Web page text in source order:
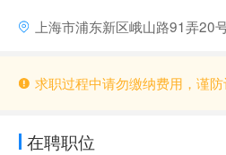
上海市浦东新区峨山路91弄20号陆
求职过程中请勿缴纳费用，谨防
在聘职位